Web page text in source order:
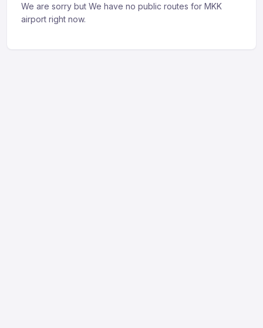
We are sorry but We have no public routes for MKK
airport right now.